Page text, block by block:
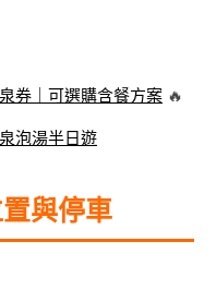
券｜可選購含餐方案 🔥
泡湯半日遊
與停車